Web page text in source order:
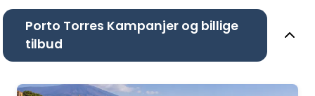
Porto Torres Kampanjer og billige
tilbud